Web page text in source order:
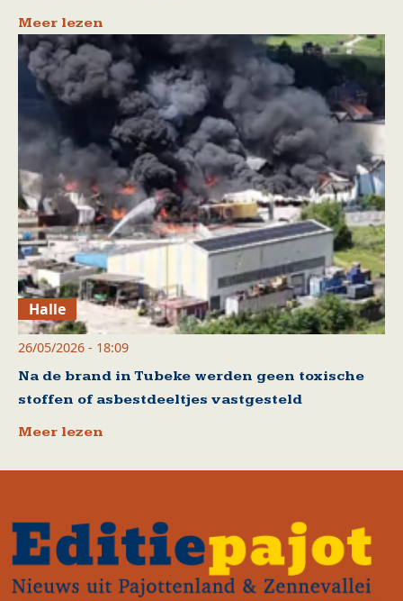
Meer lezen
Halle
26/05/2026 - 18:09
Na de brand in Tubeke werden geen toxische
stoffen of asbestdeeltjes vastgesteld
Meer lezen